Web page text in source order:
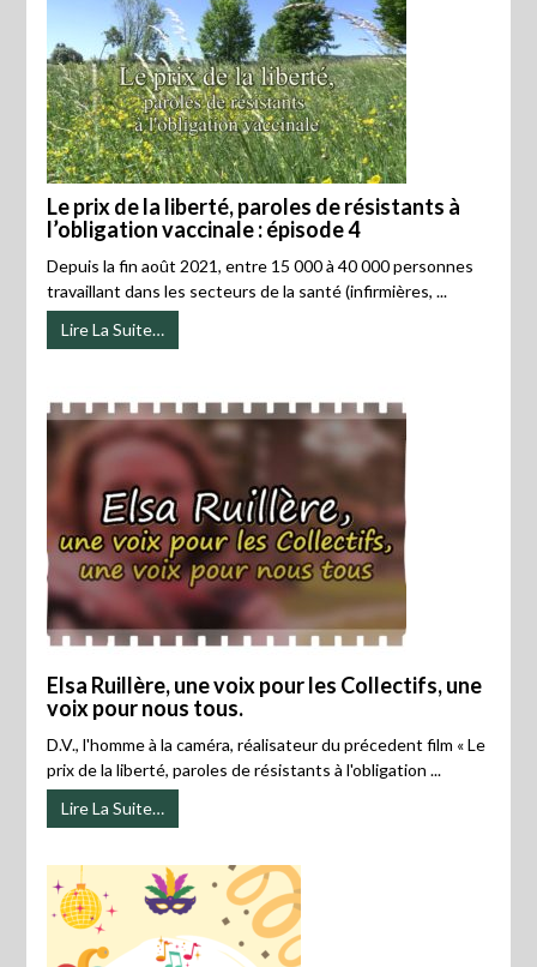
Le prix de la liberté, paroles de résistants à
l’obligation vaccinale : épisode 4
Depuis la fin août 2021, entre 15 000 à 40 000 personnes
travaillant dans les secteurs de la santé (infirmières, ...
Lire La Suite…
Elsa Ruillère, une voix pour les Collectifs, une
voix pour nous tous.
D.V., l'homme à la caméra, réalisateur du précedent film « Le
prix de la liberté, paroles de résistants à l'obligation ...
Lire La Suite…